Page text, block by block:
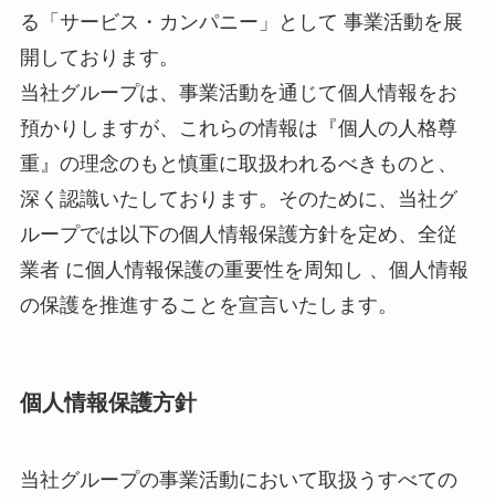
る「サービス・カンパニー」として 事業活動を展
開しております。
当社グループは、事業活動を通じて個人情報をお
預かりしますが、これらの情報は『個人の人格尊
重』の理念のもと慎重に取扱われるべきものと、
深く認識いたしております。そのために、当社グ
ループでは以下の個人情報保護方針を定め、全従
業者 に個人情報保護の重要性を周知し 、個人情報
の保護を推進することを宣言いたします。
個人情報保護方針
当社グループの事業活動において取扱うすべての